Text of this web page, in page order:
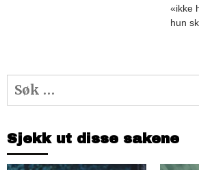
«ikke
hun
Søk
etter:
Sjekk ut disse sakene